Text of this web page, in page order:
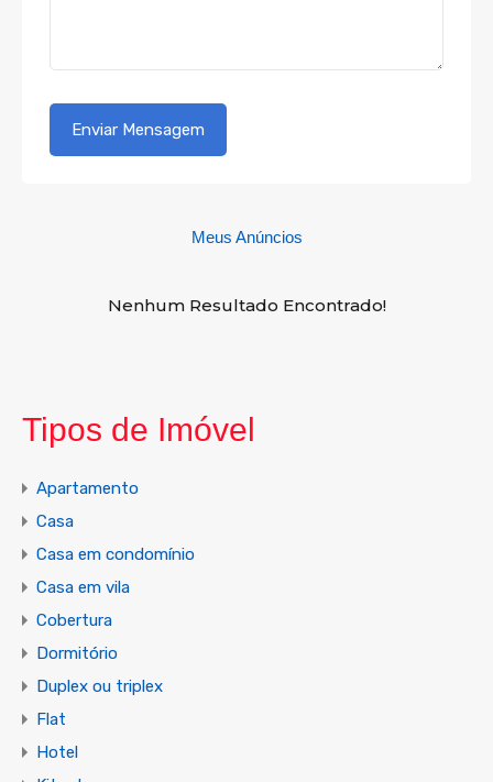
Meus Anúncios
Nenhum Resultado Encontrado!
Tipos de Imóvel
Apartamento
Casa
Casa em condomínio
Casa em vila
Cobertura
Dormitório
Duplex ou triplex
Flat
Hotel